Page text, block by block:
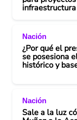
Nación
¿Por qué el
se posesiona
histórico y
Nación
Sale a la luz